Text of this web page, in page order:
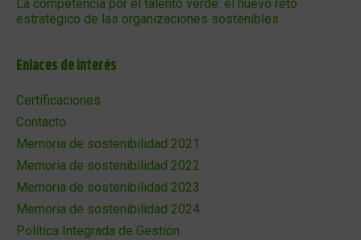
La competencia por el talento verde: el nuevo reto
estratégico de las organizaciones sostenibles
Enlaces de interés
Certificaciones
Contacto
Memoria de sostenibilidad 2021
Memoria de sostenibilidad 2022
Memoria de sostenibilidad 2023
Memoria de sostenibilidad 2024
Política Integrada de Gestión